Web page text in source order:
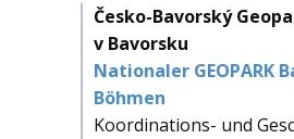
Česko-Bavorský
v Bavorsku
Nationaler GEOPARK
Böhmen
Koordinations- und